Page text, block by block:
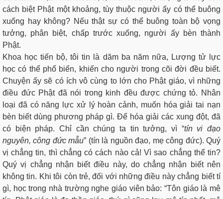
cách biệt Phật một khoảng, tùy thuộc người ấy có thể buông
xuống hay không? Nếu thật sự có thể buông toàn bộ vọng
tưởng, phân biệt, chấp trước xuống, người ấy bèn thành
Phật.
Khoa học tiến bộ, tôi tin là dăm ba năm nữa, Lượng tử lực
học có thể phổ biến, khiến cho người trong cõi đời đều biết.
Chuyện ấy sẽ có ích vô cùng to lớn cho Phật giáo, vì những
điều đức Phật đã nói trong kinh đều được chứng tỏ. Nhân
loại đã có năng lực xử lý hoàn cảnh, muốn hóa giải tai nạn
bèn biết dùng phương pháp gì. Để hóa giải các xung đột, đã
có biện pháp. Chỉ cần chúng ta tin tưởng, vì “tín vi đạo
nguyên, công đức mẫu” (tín là nguồn đạo, mẹ công đức). Quý
vị chẳng tin, thì chẳng có cách nào cả! Vì sao chẳng thể tin?
Quý vị chẳng nhận biết điều này, do chẳng nhận biết nên
không tin. Khi tôi còn trẻ, đối với những điều này chẳng biết tí
gì, học trong nhà trường nghe giáo viên bảo: “Tôn giáo là mê